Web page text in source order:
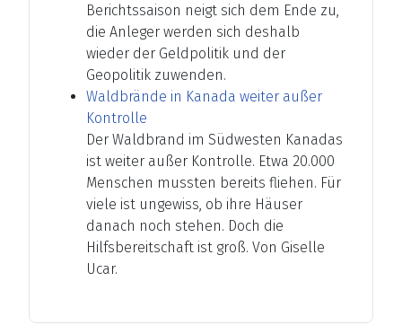
Berichtssaison neigt sich dem Ende zu,
die Anleger werden sich deshalb
wieder der Geldpolitik und der
Geopolitik zuwenden.
Waldbrände in Kanada weiter außer
Kontrolle
Der Waldbrand im Südwesten Kanadas
ist weiter außer Kontrolle. Etwa 20.000
Menschen mussten bereits fliehen. Für
viele ist ungewiss, ob ihre Häuser
danach noch stehen. Doch die
Hilfsbereitschaft ist groß. Von Giselle
Ucar.